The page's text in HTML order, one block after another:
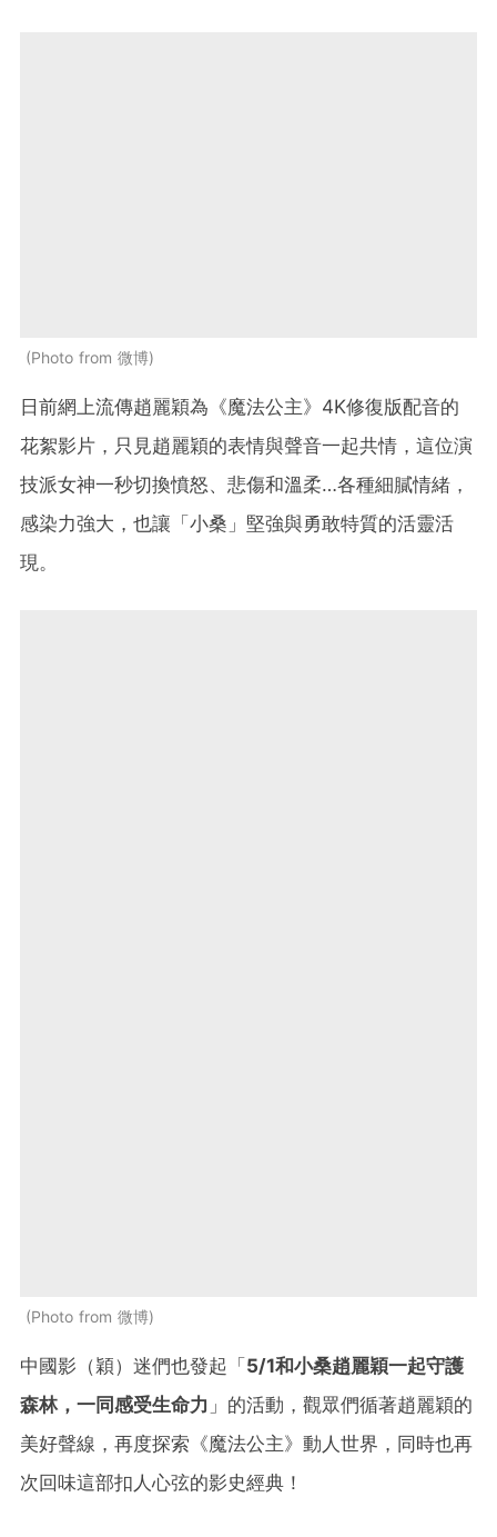
Photo from 微博
日前網上流傳趙麗穎為《魔法公主》4K修復版配音的
花絮影片，只見趙麗穎的表情與聲音一起共情，這位演
技派女神一秒切換憤怒、悲傷和溫柔…各種細膩情緒，
感染力強大，也讓「小桑」堅強與勇敢特質的活靈活
現。
Photo from 微博
中國影（穎）迷們也發起「5/1和小桑趙麗穎一起守護
森林，一同感受生命力 」的活動，觀眾們循著趙麗穎的
美好聲線，再度探索《魔法公主》動人世界，同時也再
次回味這部扣人心弦的影史經典！